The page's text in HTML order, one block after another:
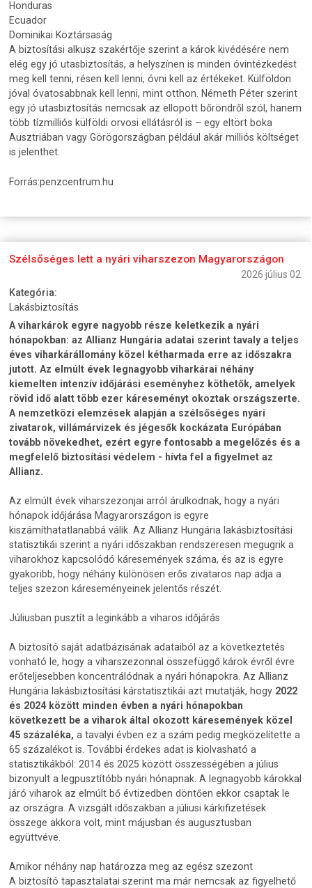
Honduras
Ecuador
Dominikai Köztársaság
A biztosítási alkusz szakértője szerint a károk kivédésére nem
elég egy jó utasbiztosítás, a helyszínen is minden óvintézkedést
meg kell tenni, résen kell lenni, óvni kell az értékeket. Külföldön
jóval óvatosabbnak kell lenni, mint otthon. Németh Péter szerint
egy jó utasbiztosítás nemcsak az ellopott bőröndről szól, hanem
több tízmilliós külföldi orvosi ellátásról is – egy eltört boka
Ausztriában vagy Görögországban például akár milliós költséget
is jelenthet.
Forrás:penzcentrum.hu
Szélsőséges lett a nyári viharszezon Magyarországon
2026 július 02.
Kategória:
Lakásbiztosítás
A viharkárok egyre nagyobb része keletkezik a nyári
hónapokban: az Allianz Hungária adatai szerint tavaly a teljes
éves viharkárállomány közel kétharmada erre az időszakra
jutott. Az elmúlt évek legnagyobb viharkárai néhány
kiemelten intenzív időjárási eseményhez köthetők, amelyek
rövid idő alatt több ezer káreseményt okoztak országszerte.
A nemzetközi elemzések alapján a szélsőséges nyári
zivatarok, villámárvizek és jégesők kockázata Európában
tovább növekedhet, ezért egyre fontosabb a megelőzés és a
megfelelő biztosítási védelem - hívta fel a figyelmet az
Allianz.
Az elmúlt évek viharszezonjai arról árulkodnak, hogy a nyári
hónapok időjárása Magyarországon is egyre
kiszámíthatatlanabbá válik. Az Allianz Hungária lakásbiztosítási
statisztikái szerint a nyári időszakban rendszeresen megugrik a
viharokhoz kapcsolódó káresemények száma, és az is egyre
gyakoribb, hogy néhány különösen erős zivataros nap adja a
teljes szezon káreseményeinek jelentős részét.
Júliusban pusztít a leginkább a viharos időjárás
A biztosító saját adatbázisának adataiból az a következtetés
vonható le, hogy a viharszezonnal összefüggő károk évről évre
erőteljesebben koncentrálódnak a nyári hónapokra. Az Allianz
Hungária lakásbiztosítási kárstatisztikái azt mutatják, hogy 2022
és 2024 között minden évben a nyári hónapokban
következett be a viharok által okozott káresemények közel
45 százaléka, a tavalyi évben ez a szám pedig megközelítette a
65 százalékot is. További érdekes adat is kiolvasható a
statisztikákból: 2014 és 2025 között összességében a július
bizonyult a legpusztítóbb nyári hónapnak. A legnagyobb károkkal
járó viharok az elmúlt bő évtizedben döntően ekkor csaptak le
az országra. A vizsgált időszakban a júliusi kárkifizetések
összege akkora volt, mint májusban és augusztusban
együttvéve.
Amikor néhány nap határozza meg az egész szezont
A biztosító tapasztalatai szerint ma már nemcsak az figyelhető